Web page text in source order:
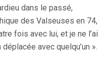
dans le passé,
des Valseuses en 74,
fois avec lui, et je ne l’ai
avec quelqu’un ».